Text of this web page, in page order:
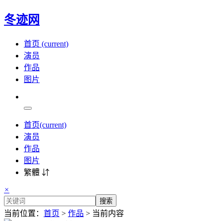
冬迹网
首页 (current)
演员
作品
图片
首页(current)
演员
作品
图片
繁體 ⇵
×
搜索
当前位置： 首页 > 作品 > 当前内容